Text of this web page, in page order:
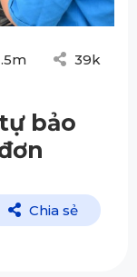
39k
bảo
Chia sẻ